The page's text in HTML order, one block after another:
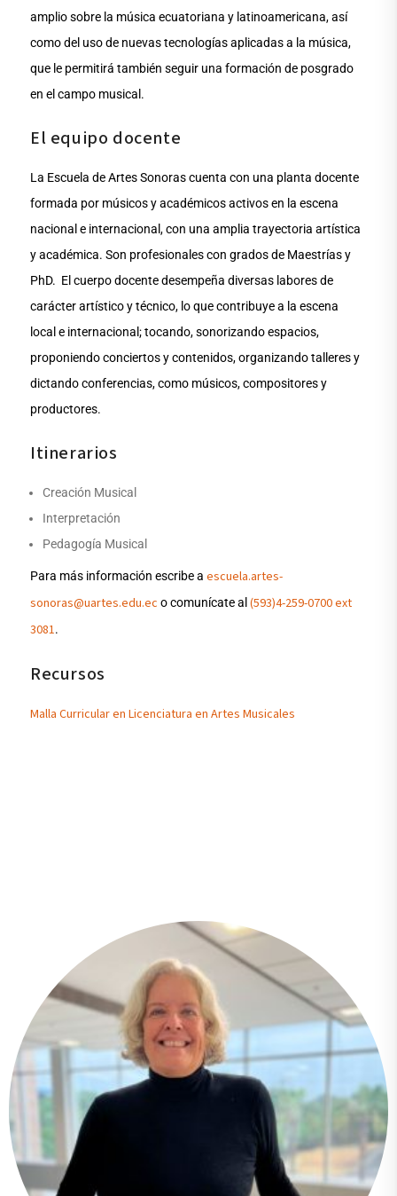
amplio sobre la música ecuatoriana y latinoamericana, así
como del uso de nuevas tecnologías aplicadas a la música,
que le permitirá también seguir una formación de posgrado
en el campo musical.
El equipo docente
La Escuela de Artes Sonoras cuenta con una planta docente
formada por músicos y académicos activos en la escena
nacional e internacional, con una amplia trayectoria artística
y académica. Son profesionales con grados de Maestrías y
PhD. El cuerpo docente desempeña diversas labores de
carácter artístico y técnico, lo que contribuye a la escena
local e internacional; tocando, sonorizando espacios,
proponiendo conciertos y contenidos, organizando talleres y
dictando conferencias, como músicos, compositores y
productores.
Itinerarios
Creación Musical
Interpretación
Pedagogía Musical
Para más información escribe aescuela.artes-
sonoras@uartes.edu.ec o comunícate al(593)4-259-0700 ext
3081.
Recursos
Malla Curricular en Licenciatura en Artes Musicales